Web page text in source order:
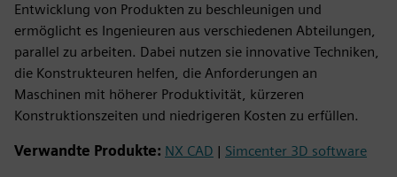
Entwicklung von Produkten zu beschleunigen und
ermöglicht es Ingenieuren aus verschiedenen Abteilungen,
parallel zu arbeiten. Dabei nutzen sie innovative Techniken,
die Konstrukteuren helfen, die Anforderungen an
Maschinen mit höherer Produktivität, kürzeren
Konstruktionszeiten und niedrigeren Kosten zu erfüllen.
Verwandte Produkte: NX CAD | Simcenter 3D software